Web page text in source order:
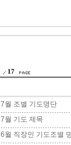
17
7월 조별 기도명단
7월 기도 제목
6월 직장인 기도조별